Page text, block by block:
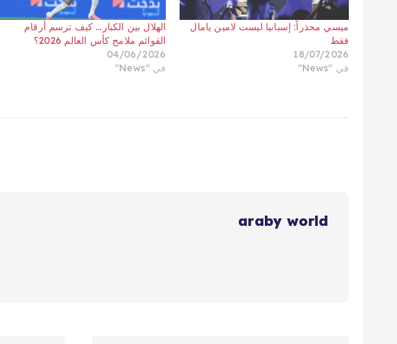
ميسي محذراً: إسبانيا ليست لامين يامال
فقط
18/07/2026
في "News"
الهلال بين الكبار… كيف ترسم أرقام
القوائم ملامح كأس العالم 2026؟
04/06/2026
في "News"
araby world